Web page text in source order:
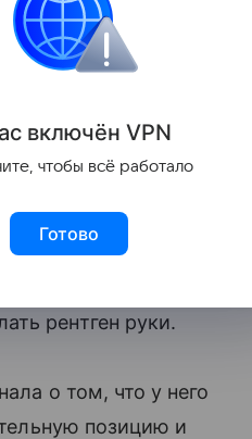
в крови упал,
одна из
и проверить, что с
потому что все
в инкубаторах
отдохнуть в палате,
рентген руки.
о том, что у него
позицию и
включён VPN
чтобы всё работало
Готово